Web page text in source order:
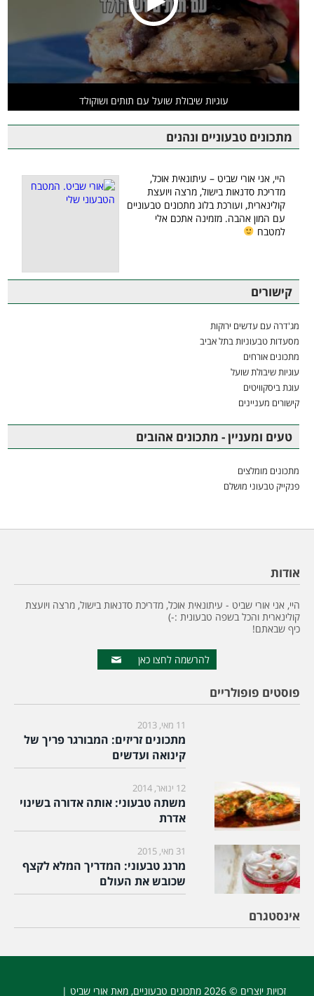
עוגיות שיבולת שועל עם תותים ושוקולד
מתכונים טבעוניים ונהנים
היי, אני אורי שביט – עיתונאית אוכל,
מדריכת סדנאות בישול, מרצה ויועצת
קולינארית, ועורכת בלוג מתכונים טבעוניים
עם המון אהבה. מזמינה אתכם אלי
למטבח
קישורים
מג'דרה עם עדשים ירוקות
מסעדות טבעוניות בתל אביב
מתכונים אורחים
עוגיות שיבולת שועל
עוגת ביסקוויטים
קישורים מעניינים
טעים ומעניין - מתכונים אהובים
מתכונים מומלצים
פנקייק טבעוני מושלם
אודות
היי, אני אורי שביט - עיתונאית אוכל, מדריכת סדנאות בישול, מרצה ויועצת
קולינארית והכל בשפה טבעונית :-)
כיף שבאתם!
להרשמה לחצו כאן
פוסטים פופולריים
11 מאי, 2013
מתכונים זריזים: המבורגר פריך של
קינואה ועדשים
12 ינואר, 2014
משתה טבעוני: אותה אדורה בשינוי
אדרת
31 מאי, 2015
מרנג טבעוני: המדריך המלא לקצף
שכובש את העולם
אינסטגרם
זכויות יוצרים © 2026 מתכונים טבעוניים, מאת אורי שביט |